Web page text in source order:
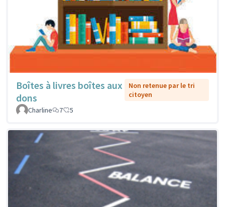
Boîtes à livres boîtes aux
dons
Non retenue par le tri
citoyen
Charline
7 5